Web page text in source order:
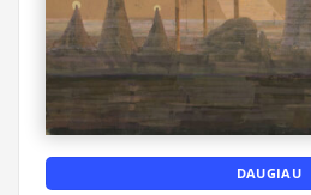
DAUGIAU